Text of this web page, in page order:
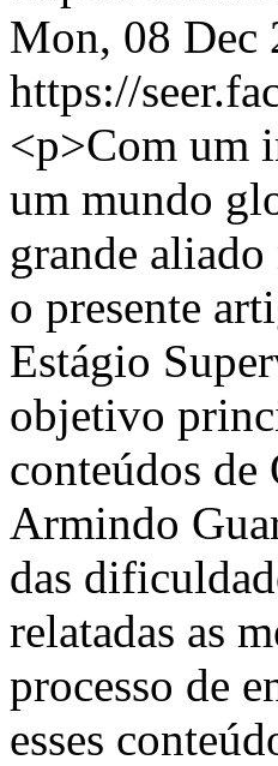
Mon, 08 Dec
https://
<p>Com um
um mundo
grande
o presente
Estágio
objetivo
conteúdos de
Armindo
das
relatadas as
processo de
esses